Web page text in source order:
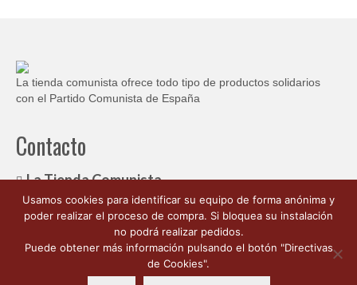
La tienda comunista ofrece todo tipo de productos solidarios
con el Partido Comunista de España
Contacto
La Tienda Comunista
c/ Ambrosio de Morales, 1
Córdoba España 14003
662 176 563
info@latiendacomunista.es
Usamos cookies para identificar su equipo de forma anónima y
poder realizar el proceso de compra. Si bloquea su instalación
no podrá realizar pedidos.
Puede obtener más información pulsando el botón "Directivas
de Cookies".